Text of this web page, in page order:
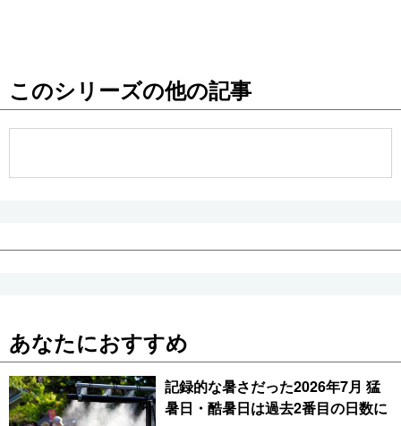
お知らせ
このシリーズの他の記事
あなたにおすすめ
記録的な暑さだった2026年7月 猛
暑日・酷暑日は過去2番目の日数に